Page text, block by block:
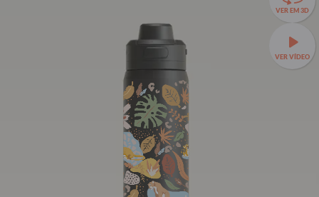
VER EM 3D
VER VÍDEO
3x de R$66,63 sem juros
💖 O equilíbrio perfeito entre estilo e funcionalidade —
Garrafa Térmica Flip Pro a partir de R$149,90!
trava de segurança e abertura com 1 clique.